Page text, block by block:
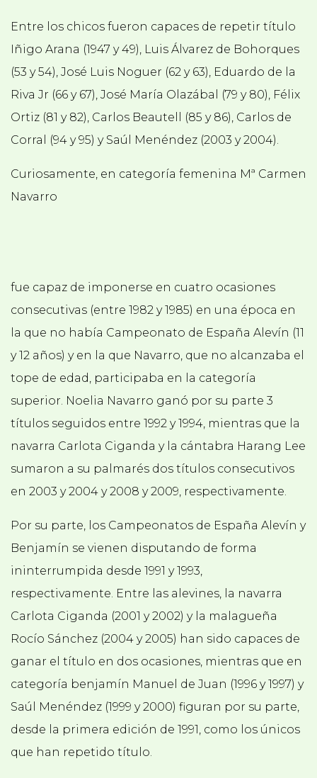
Entre los chicos fueron capaces de repetir título
Iñigo Arana (1947 y 49), Luis Álvarez de Bohorques
(53 y 54), José Luis Noguer (62 y 63), Eduardo de la
Riva Jr (66 y 67), José María Olazábal (79 y 80), Félix
Ortiz (81 y 82), Carlos Beautell (85 y 86), Carlos de
Corral (94 y 95) y Saúl Menéndez (2003 y 2004).
Curiosamente, en categoría femenina Mª Carmen
Navarro
fue capaz de imponerse en cuatro ocasiones
consecutivas (entre 1982 y 1985) en una época en
la que no había Campeonato de España Alevín (11
y 12 años) y en la que Navarro, que no alcanzaba el
tope de edad, participaba en la categoría
superior. Noelia Navarro ganó por su parte 3
títulos seguidos entre 1992 y 1994, mientras que la
navarra Carlota Ciganda y la cántabra Harang Lee
sumaron a su palmarés dos títulos consecutivos
en 2003 y 2004 y 2008 y 2009, respectivamente.
Por su parte, los Campeonatos de España Alevín y
Benjamín se vienen disputando de forma
ininterrumpida desde 1991 y 1993,
respectivamente. Entre las alevines, la navarra
Carlota Ciganda (2001 y 2002) y la malagueña
Rocío Sánchez (2004 y 2005) han sido capaces de
ganar el título en dos ocasiones, mientras que en
categoría benjamín Manuel de Juan (1996 y 1997) y
Saúl Menéndez (1999 y 2000) figuran por su parte,
desde la primera edición de 1991, como los únicos
que han repetido título.